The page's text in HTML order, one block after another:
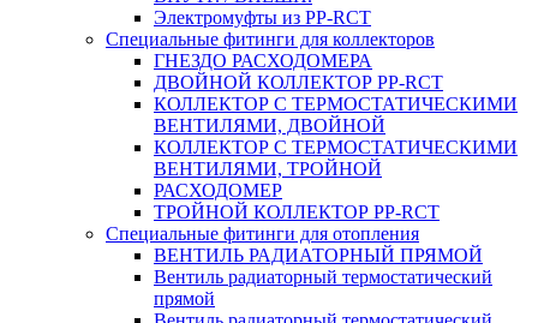
Электромуфты из PP-RCT
Специальные фитинги для коллекторов
ГНЕЗДО РАСХОДОМЕРА
ДВОЙНОЙ КОЛЛЕКТОР PP-RCT
КОЛЛЕКТОР С ТЕРМОСТАТИЧЕСКИМИ
ВЕНТИЛЯМИ, ДВОЙНОЙ
КОЛЛЕКТОР С ТЕРМОСТАТИЧЕСКИМИ
ВЕНТИЛЯМИ, ТРОЙНОЙ
РАСХОДОМЕР
ТРОЙНОЙ КОЛЛЕКТОР PP-RCT
Специальные фитинги для отопления
ВЕНТИЛЬ РАДИАТОРНЫЙ ПРЯМОЙ
Вентиль радиаторный термостатический
прямой